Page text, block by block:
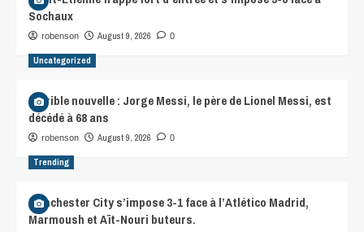
Sochaux
robenson August 9, 2026 0
Uncategorized
Terrible nouvelle : Jorge Messi, le père de Lionel Messi, est
décédé à 68 ans
robenson August 9, 2026 0
Trending
Manchester City s’impose 3-1 face à l’Atlético Madrid,
Marmoush et Aït-Nouri buteurs.